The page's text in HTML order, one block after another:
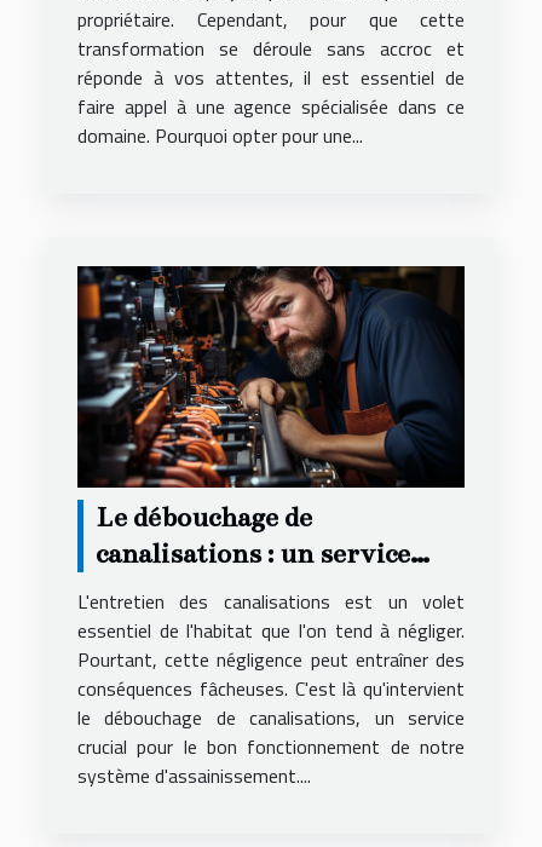
propriétaire. Cependant, pour que cette
transformation se déroule sans accroc et
réponde à vos attentes, il est essentiel de
faire appel à une agence spécialisée dans ce
domaine. Pourquoi opter pour une...
Le débouchage de
canalisations : un service
essentiel
L'entretien des canalisations est un volet
essentiel de l'habitat que l'on tend à négliger.
Pourtant, cette négligence peut entraîner des
conséquences fâcheuses. C'est là qu'intervient
le débouchage de canalisations, un service
crucial pour le bon fonctionnement de notre
système d'assainissement....